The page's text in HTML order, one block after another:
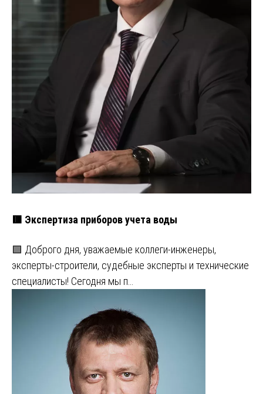
🟥 Экспертиза приборов учета воды
🟩 Доброго дня, уважаемые коллеги-инженеры,
эксперты-строители, судебные эксперты и технические
специалисты! Сегодня мы п…